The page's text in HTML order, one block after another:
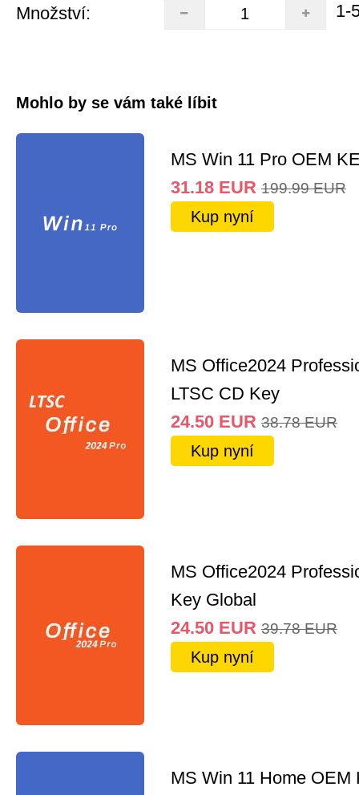
Množství: 1-
Mohlo by se vám také líbit
MS Win 11 Pro OEM
31.18 EUR 199.99 EUR
Kup nyní
MS Office2024
LTSC CD Key
24.50 EUR 38.78 EUR
Kup nyní
MS Office2024
Key Global
24.50 EUR 39.78 EUR
Kup nyní
MS Win 11 Home OEM